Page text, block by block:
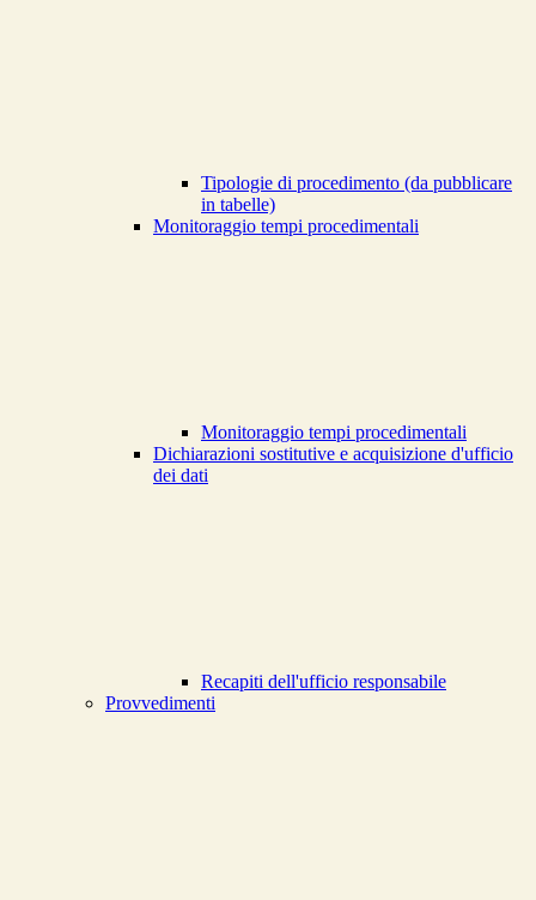
Tipologie di procedimento (da pubblicare
in tabelle)
Monitoraggio tempi procedimentali
Monitoraggio tempi procedimentali
Dichiarazioni sostitutive e acquisizione d'ufficio
dei dati
Recapiti dell'ufficio responsabile
Provvedimenti